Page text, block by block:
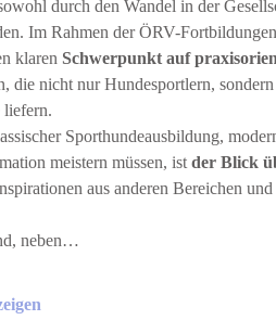
Im Rahmen der ÖRV-
klaren Schwerpunkt auf
die nicht nur Hundesportlern,
liefern.
Sporthundeausbildung,
meistern müssen, ist der Blick
aus anderen Bereichen und
neben…